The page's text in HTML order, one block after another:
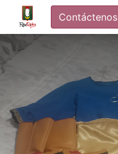
Contáctenos